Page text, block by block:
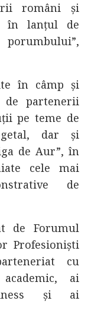
români și
în lanțul de
în câmp și
de partenerii
pe teme de
dar și
de Aur”, în
cele mai
de
de Forumul
Profesioniști
cu
ai
și ai